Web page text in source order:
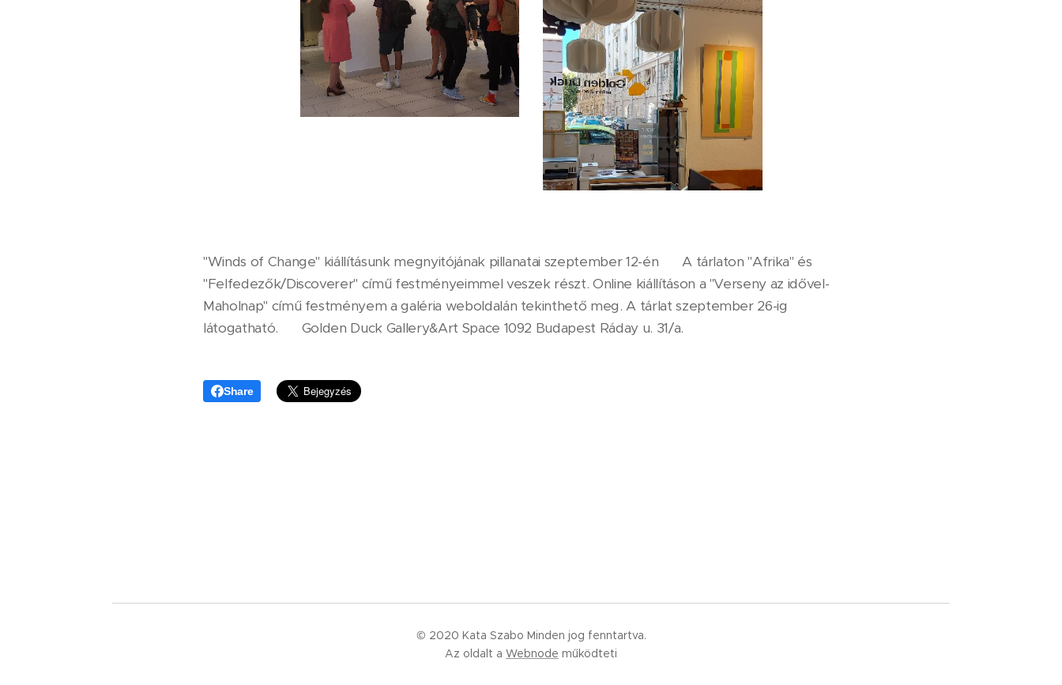
"Winds of Change" kiállításunk megnyitójának pillanatai szeptember 12-én 🙂 A tárlaton "Afrika" és
"Felfedezők/Discoverer" című festményeimmel veszek részt. Online kiállításon a "Verseny az idővel-
Maholnap" című festményem a galéria weboldalán tekinthető meg. A tárlat szeptember 26-ig
látogatható. 🙂 Golden Duck Gallery&Art Space 1092 Budapest Ráday u. 31/a.
Share
© 2020 Kata Szabo Minden jog fenntartva.
Az oldalt a Webnode működteti